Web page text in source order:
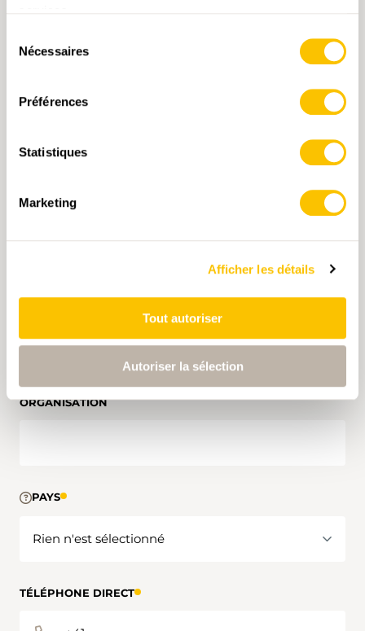
Nécessaires
Préférences
Statistiques
Marketing
Afficher les détails
Tout autoriser
Autoriser la sélection
RUE
ORGANISATION
PAYS
TÉLÉPHONE DIRECT